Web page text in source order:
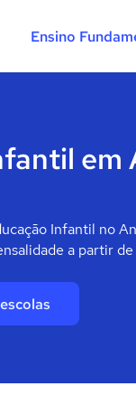
Ensino
Infantil no
a partir